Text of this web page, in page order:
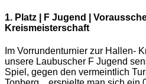
1. Platz | F Jugend |
Kreismeisterschaft
Im Vorrundenturnier zur Hallen-
unsere Laubuscher F Jugend
Spiel, gegen den vermeintlich